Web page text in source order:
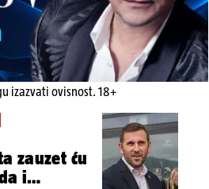
izazvati ovisnost. 18+
zauzet ću
i